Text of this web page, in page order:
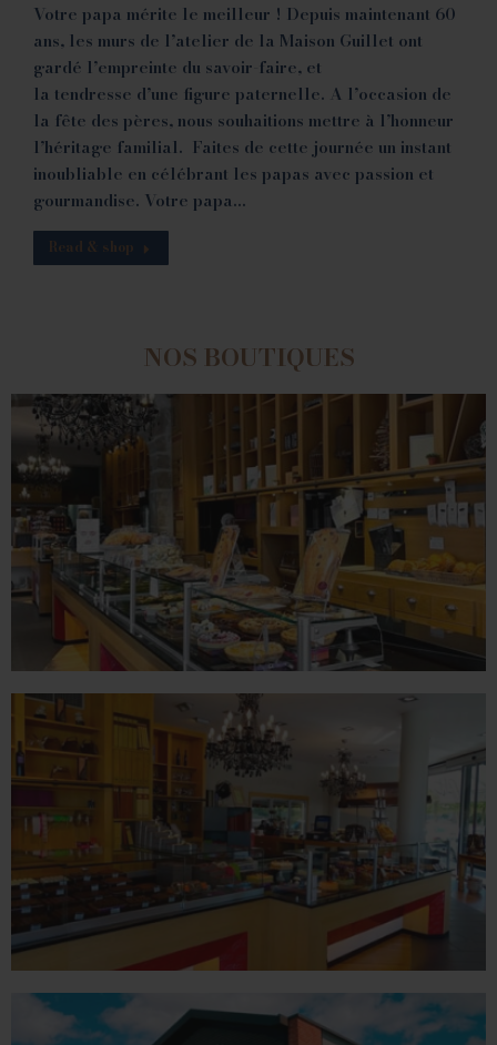
Votre papa mérite le meilleur ! Depuis maintenant 60
ans, les murs de l’atelier de la Maison Guillet ont
gardé l’empreinte du savoir-faire, et
la tendresse d’une figure paternelle. A l’occasion de
la fête des pères, nous souhaitions mettre à l’honneur
l’héritage familial. Faites de cette journée un instant
inoubliable en célébrant les papas avec passion et
gourmandise. Votre papa…
Read & shop
NOS BOUTIQUES
ROMANS
78 place Jean Jaurès - 26100 Romans sur Isère
Tél. 04 75 02 26 80
VALENCE